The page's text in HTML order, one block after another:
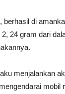
berhasil di
24 gram dari
menjalankan
mobil